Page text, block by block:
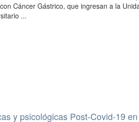
Cáncer Gástrico, que ingresan a la
...
y psicológicas Post-Covid-19